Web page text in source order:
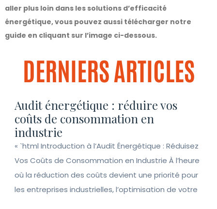
aller plus loin dans les solutions d’efficacité
énergétique, vous pouvez aussi télécharger notre
guide en cliquant sur l’image ci-dessous.
DERNIERS ARTICLES
Audit énergétique : réduire vos
coûts de consommation en
industrie
« `html Introduction à l’Audit Énergétique : Réduisez
Vos Coûts de Consommation en Industrie À l’heure
où la réduction des coûts devient une priorité pour
les entreprises industrielles, l’optimisation de votre